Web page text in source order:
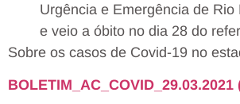
Urgência e Emergência de Rio
e veio a óbito no dia 28 do
Sobre os casos de Covid-19 no
BOLETIM_AC_COVID_29.03.2021